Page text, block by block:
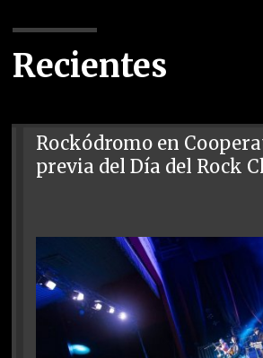
Recientes
Rockódromo en
previa del Día del Rock